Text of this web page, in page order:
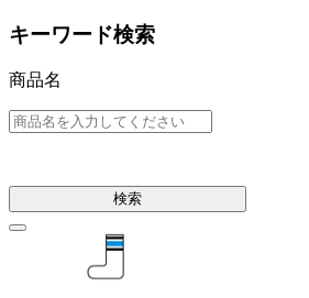
キーワード検索
商品名
検索